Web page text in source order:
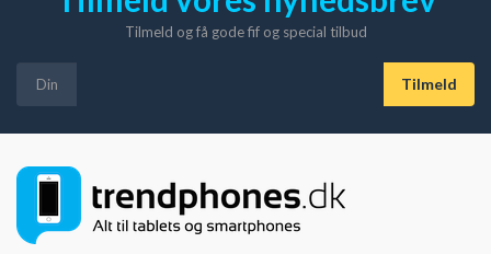
Tilmeld og få gode fif og special tilbud